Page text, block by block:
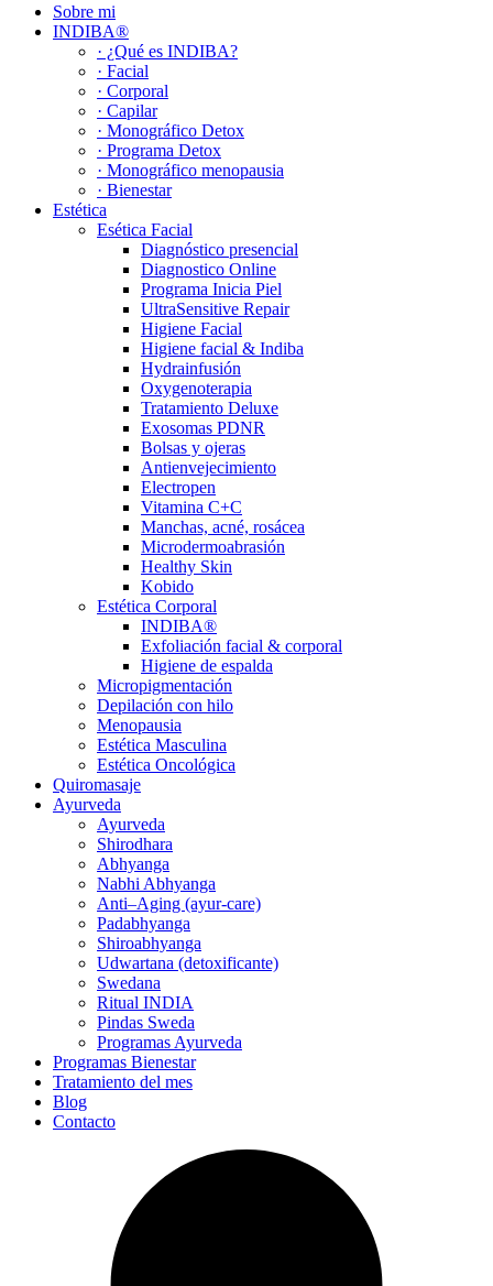
Sobre mi
INDIBA®
· ¿Qué es INDIBA?
· Facial
· Corporal
· Capilar
· Monográfico Detox
· Programa Detox
· Monográfico menopausia
· Bienestar
Estética
Esética Facial
Diagnóstico presencial
Diagnostico Online
Programa Inicia Piel
UltraSensitive Repair
Higiene Facial
Higiene facial & Indiba
Hydrainfusión
Oxygenoterapia
Tratamiento Deluxe
Exosomas PDNR
Bolsas y ojeras
Antienvejecimiento
Electropen
Vitamina C+C
Manchas, acné, rosácea
Microdermoabrasión
Healthy Skin
Kobido
Estética Corporal
INDIBA®
Exfoliación facial & corporal
Higiene de espalda
Micropigmentación
Depilación con hilo
Menopausia
Estética Masculina
Estética Oncológica
Quiromasaje
Ayurveda
Ayurveda
Shirodhara
Abhyanga
Nabhi Abhyanga
Anti–Aging (ayur-care)
Padabhyanga
Shiroabhyanga
Udwartana (detoxificante)
Swedana
Ritual INDIA
Pindas Sweda
Programas Ayurveda
Programas Bienestar
Tratamiento del mes
Blog
Contacto